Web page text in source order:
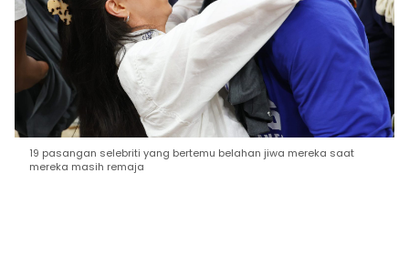
19 pasangan selebriti yang bertemu belahan jiwa mereka saat
mereka masih remaja